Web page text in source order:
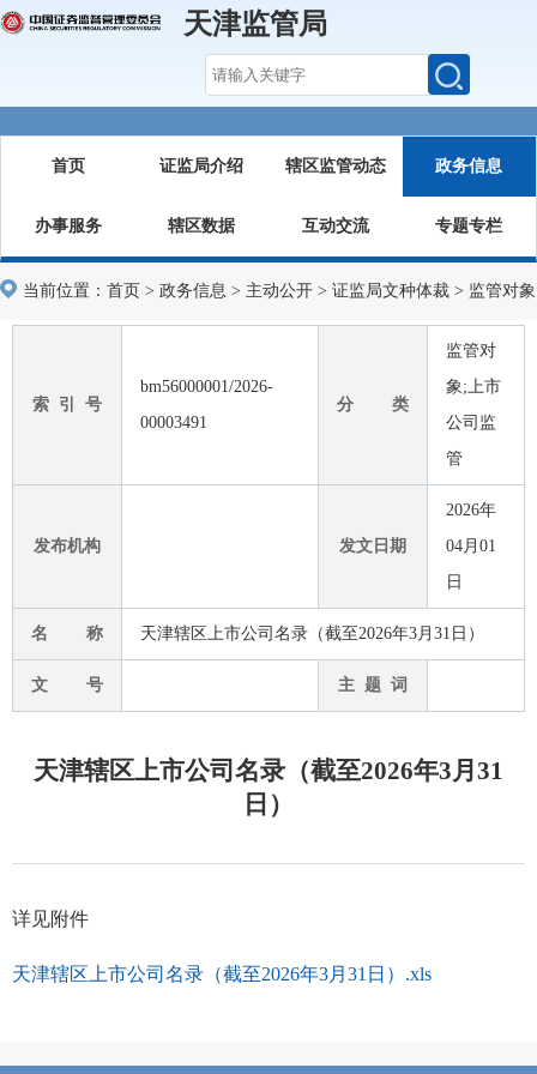
天津监管局
首页 证监局介绍 辖区监管动态 政务信息
办事服务 辖区数据 互动交流 专题专栏
当前位置： 首页 > 政务信息 > 主动公开 > 证监局文种体裁 > 监管对象
索 引 号
bm56000001/2026-
00003491
分 类
监管对
象;上市
公司监
管
发布机构 发文日期
2026年
04月01
日
名 称 天津辖区上市公司名录（截至2026年3月31日）
文 号 主 题 词
天津辖区上市公司名录（截至2026年3月31
日）
详见附件
天津辖区上市公司名录（截至2026年3月31日）.xls